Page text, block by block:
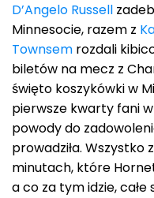
D’Angelo Russell
Minnesocie, razem z
Townsem rozdali
biletów na mecz z
święto koszykówki w
pierwsze kwarty fani
powody do
prowadziła. Wszystko
minutach, które
a co za tym idzie, całe